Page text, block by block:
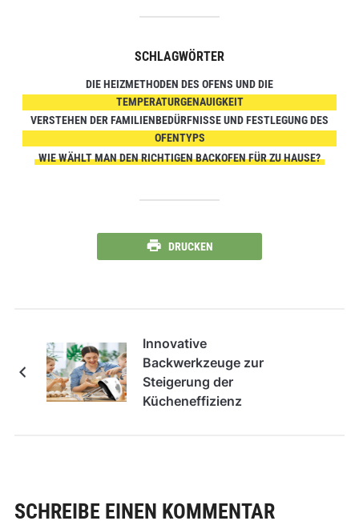
SCHLAGWÖRTER
DIE HEIZMETHODEN DES OFENS UND DIE
TEMPERATURGENAUIGKEIT
VERSTEHEN DER FAMILIENBEDÜRFNISSE UND FESTLEGUNG DES
OFENTYPS
WIE WÄHLT MAN DEN RICHTIGEN BACKOFEN FÜR ZU HAUSE?
DRUCKEN
Innovative
Backwerkzeuge zur
Steigerung der
Kücheneffizienz
SCHREIBE EINEN KOMMENTAR